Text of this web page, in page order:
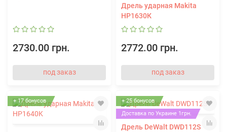
2730.00 грн.
под заказ
Дрель ударная Makita
HP1630К
2772.00 грн.
под заказ
+ 17 бонусов
+ 25 бонусов
Доставка по Украине 1грн.
Дрель DeWalt DWD112S